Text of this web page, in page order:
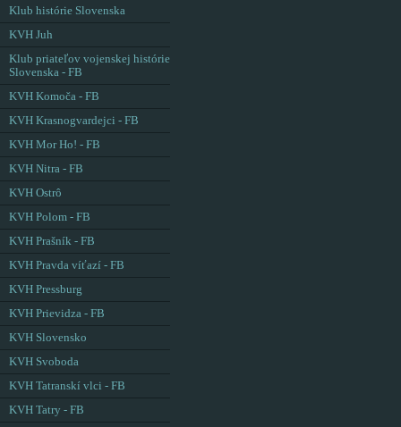
Klub histórie Slovenska
KVH Juh
Klub priateľov vojenskej histórie
Slovenska - FB
KVH Komoča - FB
KVH Krasnogvardejci - FB
KVH Mor Ho! - FB
KVH Nitra - FB
KVH Ostrô
KVH Polom - FB
KVH Prašník - FB
KVH Pravda víťazí - FB
KVH Pressburg
KVH Prievidza - FB
KVH Slovensko
KVH Svoboda
KVH Tatranskí vlci - FB
KVH Tatry - FB